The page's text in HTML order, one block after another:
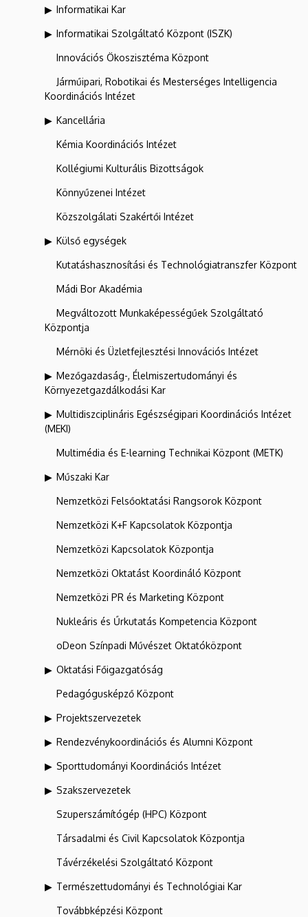
Informatikai Kar
Informatikai Szolgáltató Központ (ISZK)
Innovációs Ökoszisztéma Központ
Járműipari, Robotikai és Mesterséges Intelligencia
Koordinációs Intézet
Kancellária
Kémia Koordinációs Intézet
Kollégiumi Kulturális Bizottságok
Könnyűzenei Intézet
Közszolgálati Szakértői Intézet
Külső egységek
Kutatáshasznosítási és Technológiatranszfer Központ
Mádi Bor Akadémia
Megváltozott Munkaképességűek Szolgáltató
Központja
Mérnöki és Üzletfejlesztési Innovációs Intézet
Mezőgazdaság-, Élelmiszertudományi és
Környezetgazdálkodási Kar
Multidiszciplináris Egészségipari Koordinációs Intézet
(MEKI)
Multimédia és E-learning Technikai Központ (METK)
Műszaki Kar
Nemzetközi Felsőoktatási Rangsorok Központ
Nemzetközi K+F Kapcsolatok Központja
Nemzetközi Kapcsolatok Központja
Nemzetközi Oktatást Koordináló Központ
Nemzetközi PR és Marketing Központ
Nukleáris és Űrkutatás Kompetencia Központ
oDeon Színpadi Művészet Oktatóközpont
Oktatási Főigazgatóság
Pedagógusképző Központ
Projektszervezetek
Rendezvénykoordinációs és Alumni Központ
Sporttudományi Koordinációs Intézet
Szakszervezetek
Szuperszámítógép (HPC) Központ
Társadalmi és Civil Kapcsolatok Központja
Távérzékelési Szolgáltató Központ
Természettudományi és Technológiai Kar
Továbbképzési Központ